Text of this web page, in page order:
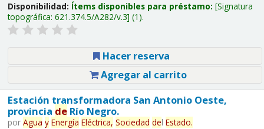
Disponibilidad: Ítems disponibles para préstamo: Signatura
topográfica: 621.374.5/A282/v.3 (1).
Hacer reserva
Agregar al carrito
Estación transformadora San Antonio Oeste,
provincia deRío Negro.
por Agua y Energía Eléctrica, Sociedad del Estado.